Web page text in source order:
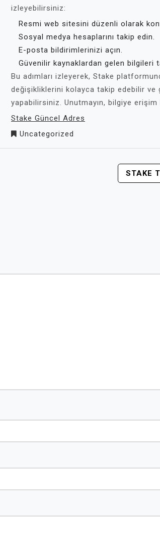
izleyebilirsiniz:
Resmi web sitesini düzenli olarak
Sosyal medya hesaplarını takip edin.
E-posta bildirimlerinizi açın.
Güvenilir kaynaklardan gelen bilgileri
Bu adımları izleyerek, Stake
değişikliklerini kolayca takip edebilir ve
yapabilirsiniz. Unutmayın, bilgiye
Stake Güncel Adres
Uncategorized
STAKE